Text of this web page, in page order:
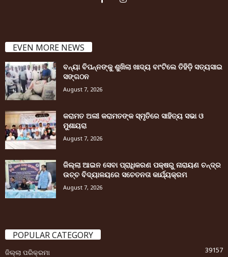
EVEN MORE NEWS
ବନ୍ୟା ବିପନ୍ନଙ୍କୁ ଶୁଖିଲା ଖାଦ୍ୟ ବାଂଟିଲେ ତିହିଡି଼ ସତ୍ୟସାଇ
ସଙ୍ଗଠନ
August 7, 2026
କରାମତ ଅଲୀ କରାମତଙ୍କ ସ୍ମୃତିରେ ସାହିତ୍ୟ ସଭା ଓ
ମୁଶାୟରା
August 7, 2026
ଜିଲ୍ଲା ଆଇନ ସେବା ପ୍ରାଧିକରଣ ପକ୍ଷରୁ ନାରାୟଣ ଚନ୍ଦ୍ର
ଉଚ୍ଚ ବିଦ୍ୟାଳୟରେ ସଚେତନତା କାର୍ଯ୍ୟକ୍ରମ
August 7, 2026
POPULAR CATEGORY
ଜିଲ୍ଲା ପରିକ୍ରମା 39157